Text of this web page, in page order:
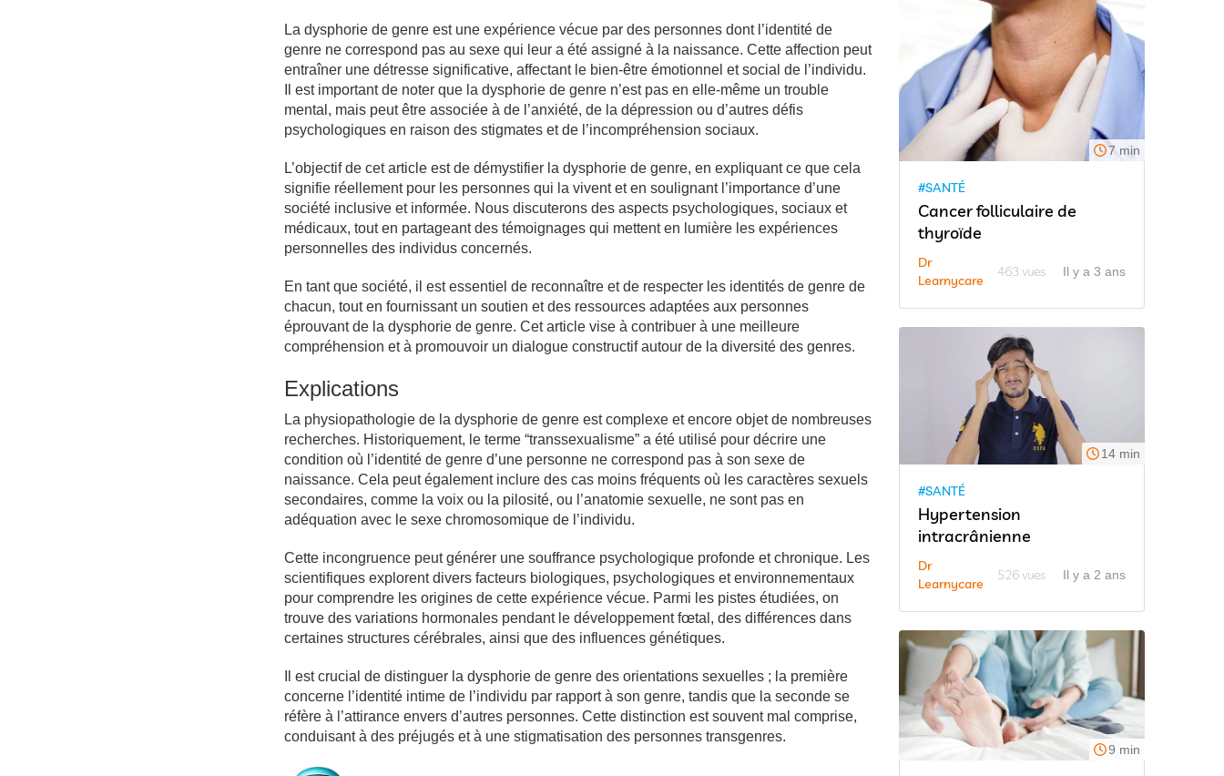
La dysphorie de genre est une expérience vécue par des personnes dont l’identité de
genre ne correspond pas au sexe qui leur a été assigné à la naissance. Cette affection peut
entraîner une détresse significative, affectant le bien-être émotionnel et social de l’individu.
Il est important de noter que la dysphorie de genre n’est pas en elle-même un trouble
mental, mais peut être associée à de l’anxiété, de la dépression ou d’autres défis
psychologiques en raison des stigmates et de l’incompréhension sociaux.
L’objectif de cet article est de démystifier la dysphorie de genre, en expliquant ce que cela
signifie réellement pour les personnes qui la vivent et en soulignant l’importance d’une
société inclusive et informée. Nous discuterons des aspects psychologiques, sociaux et
médicaux, tout en partageant des témoignages qui mettent en lumière les expériences
personnelles des individus concernés.
En tant que société, il est essentiel de reconnaître et de respecter les identités de genre de
chacun, tout en fournissant un soutien et des ressources adaptées aux personnes
éprouvant de la dysphorie de genre. Cet article vise à contribuer à une meilleure
compréhension et à promouvoir un dialogue constructif autour de la diversité des genres.
Explications
La physiopathologie de la dysphorie de genre est complexe et encore objet de nombreuses
recherches. Historiquement, le terme “transsexualisme” a été utilisé pour décrire une
condition où l’identité de genre d’une personne ne correspond pas à son sexe de
naissance. Cela peut également inclure des cas moins fréquents où les caractères sexuels
secondaires, comme la voix ou la pilosité, ou l’anatomie sexuelle, ne sont pas en
adéquation avec le sexe chromosomique de l’individu.
Cette incongruence peut générer une souffrance psychologique profonde et chronique. Les
scientifiques explorent divers facteurs biologiques, psychologiques et environnementaux
pour comprendre les origines de cette expérience vécue. Parmi les pistes étudiées, on
trouve des variations hormonales pendant le développement fœtal, des différences dans
certaines structures cérébrales, ainsi que des influences génétiques.
Il est crucial de distinguer la dysphorie de genre des orientations sexuelles ; la première
concerne l’identité intime de l’individu par rapport à son genre, tandis que la seconde se
réfère à l’attirance envers d’autres personnes. Cette distinction est souvent mal comprise,
conduisant à des préjugés et à une stigmatisation des personnes transgenres.
7 min
#SANTÉ
Cancer folliculaire de
thyroïde
Dr
Learnycare
463 vues Il y a 3 ans
14 min
#SANTÉ
Hypertension
intracrânienne
Dr
Learnycare
526 vues Il y a 2 ans
9 min